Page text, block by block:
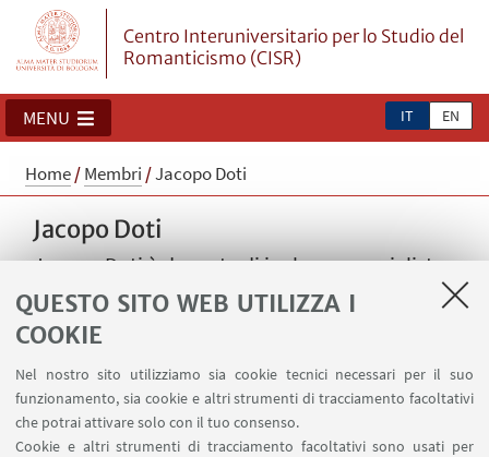
QUESTO SITO WEB UTILIZZA I
COOKIE
Nel nostro sito utilizziamo sia cookie tecnici necessari per il suo
funzionamento, sia cookie e altri strumenti di tracciamento facoltativi
che potrai attivare solo con il tuo consenso.
Cookie e altri strumenti di tracciamento facoltativi sono usati per
Centro Interuniversitario per lo Studio del
Romanticismo (CISR)
IT EN
MENU
Home/Membri /Jacopo Doti
Jacopo Doti
Jacopo Doti è docente di inglese e specialista
in Letteratura Russa e Musicologia.
Email:doti_jacopo@hotmail.com